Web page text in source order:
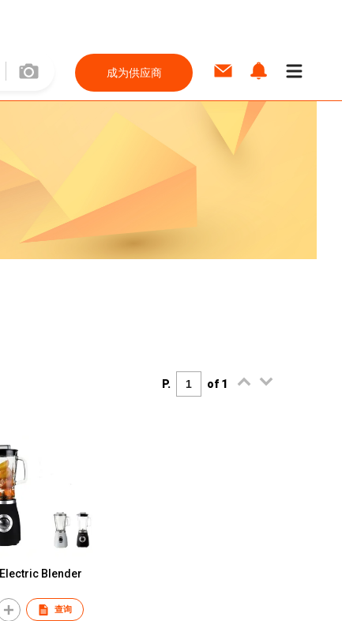
成为供应商
P. of 1
Electric Blender
查询